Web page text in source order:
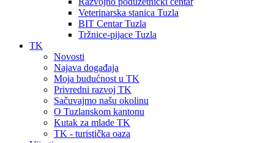
Veterinarska stanica Tuzla
BIT Centar Tuzla
Tržnice-pijace Tuzla
TK
Novosti
Najava događaja
Moja budućnost u TK
Privredni razvoj TK
Sačuvajmo našu okolinu
O Tuzlanskom kantonu
Kutak za mlade TK
TK - turistička oaza